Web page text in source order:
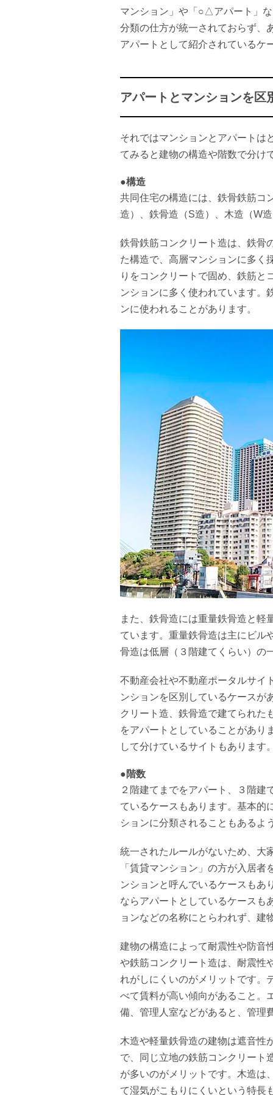
マンション」や「○△アパート」
分類の仕方が統一されておらず、
アパートとして紹介されているケ
アパートとマンションを区
それではマンションとアパートは
てみると建物の構造や階数で分け
●構造
共同住宅の構造には、鉄骨鉄筋コ
造）、鉄骨造（S造）、木造（W
鉄骨鉄筋コンクリート造は、鉄骨
た構造で、高層マンションに多く
りをコンクリートで固め、鉄筋と
ンションに多く使われています。
ンに使われることがあります。
また、鉄骨造には重量鉄骨造と軽
ています。重量鉄骨造は主にビル
骨造は低層（３階建てくらい）の
不動産会社や不動産ポータルサイ
ンションを区別しているケースが
クリート造、鉄骨造で建てられた
をアパートとしていることがあり
して分けているサイトもあります
●階数
２階建てまでをアパート、３階建
ているケースもあります。基本的
ションに分類されることもあるよ
統一されたルールがないため、大
「賃貸マンション」の方が入居
ンションと呼んでいるケースもあ
ならアパートとしているケースも
ョンなどの名称にとらわれず、建
建物の構造によって耐震性や防音
や鉄筋コンクリート造は、耐震性
れがしにくいのがメリットです。
べて賃料が高い傾向があること。
備、管理人室などがあると、管理
木造や軽量鉄骨造の建物は遮音性
で、同じ立地の鉄筋コンクリート
が多いのがメリットです。木造は
て湿気がこもりにくいという特長